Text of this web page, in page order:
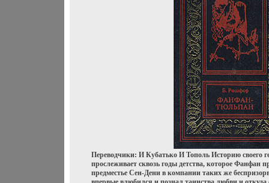
Переводчики: И Кубатько И Тополь Историю своего
прослеживает сквозь годы детства, которое
предместье Сен-Дени в компании таких же